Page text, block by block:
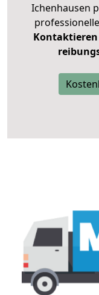
Ichenhausen
Kontaktieren